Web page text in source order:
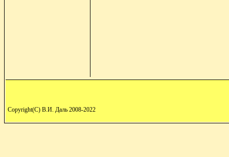
Copyright(C) В.И. Даль 2008-2022